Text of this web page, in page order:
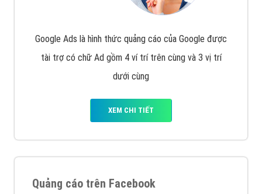
Google Ads là hình thức quảng cáo của Google được
tài trợ có chữ Ad gồm 4 ví trí trên cùng và 3 vị trí
dưới cùng
XEM CHI TIẾT
Quảng cáo trên Facebook